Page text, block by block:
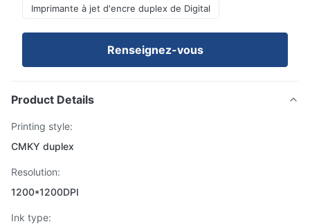
Imprimante à jet d'encre duplex de Digital
Renseignez-vous
Product Details
Printing style:
CMKY duplex
Resolution:
1200*1200DPI
Ink type: